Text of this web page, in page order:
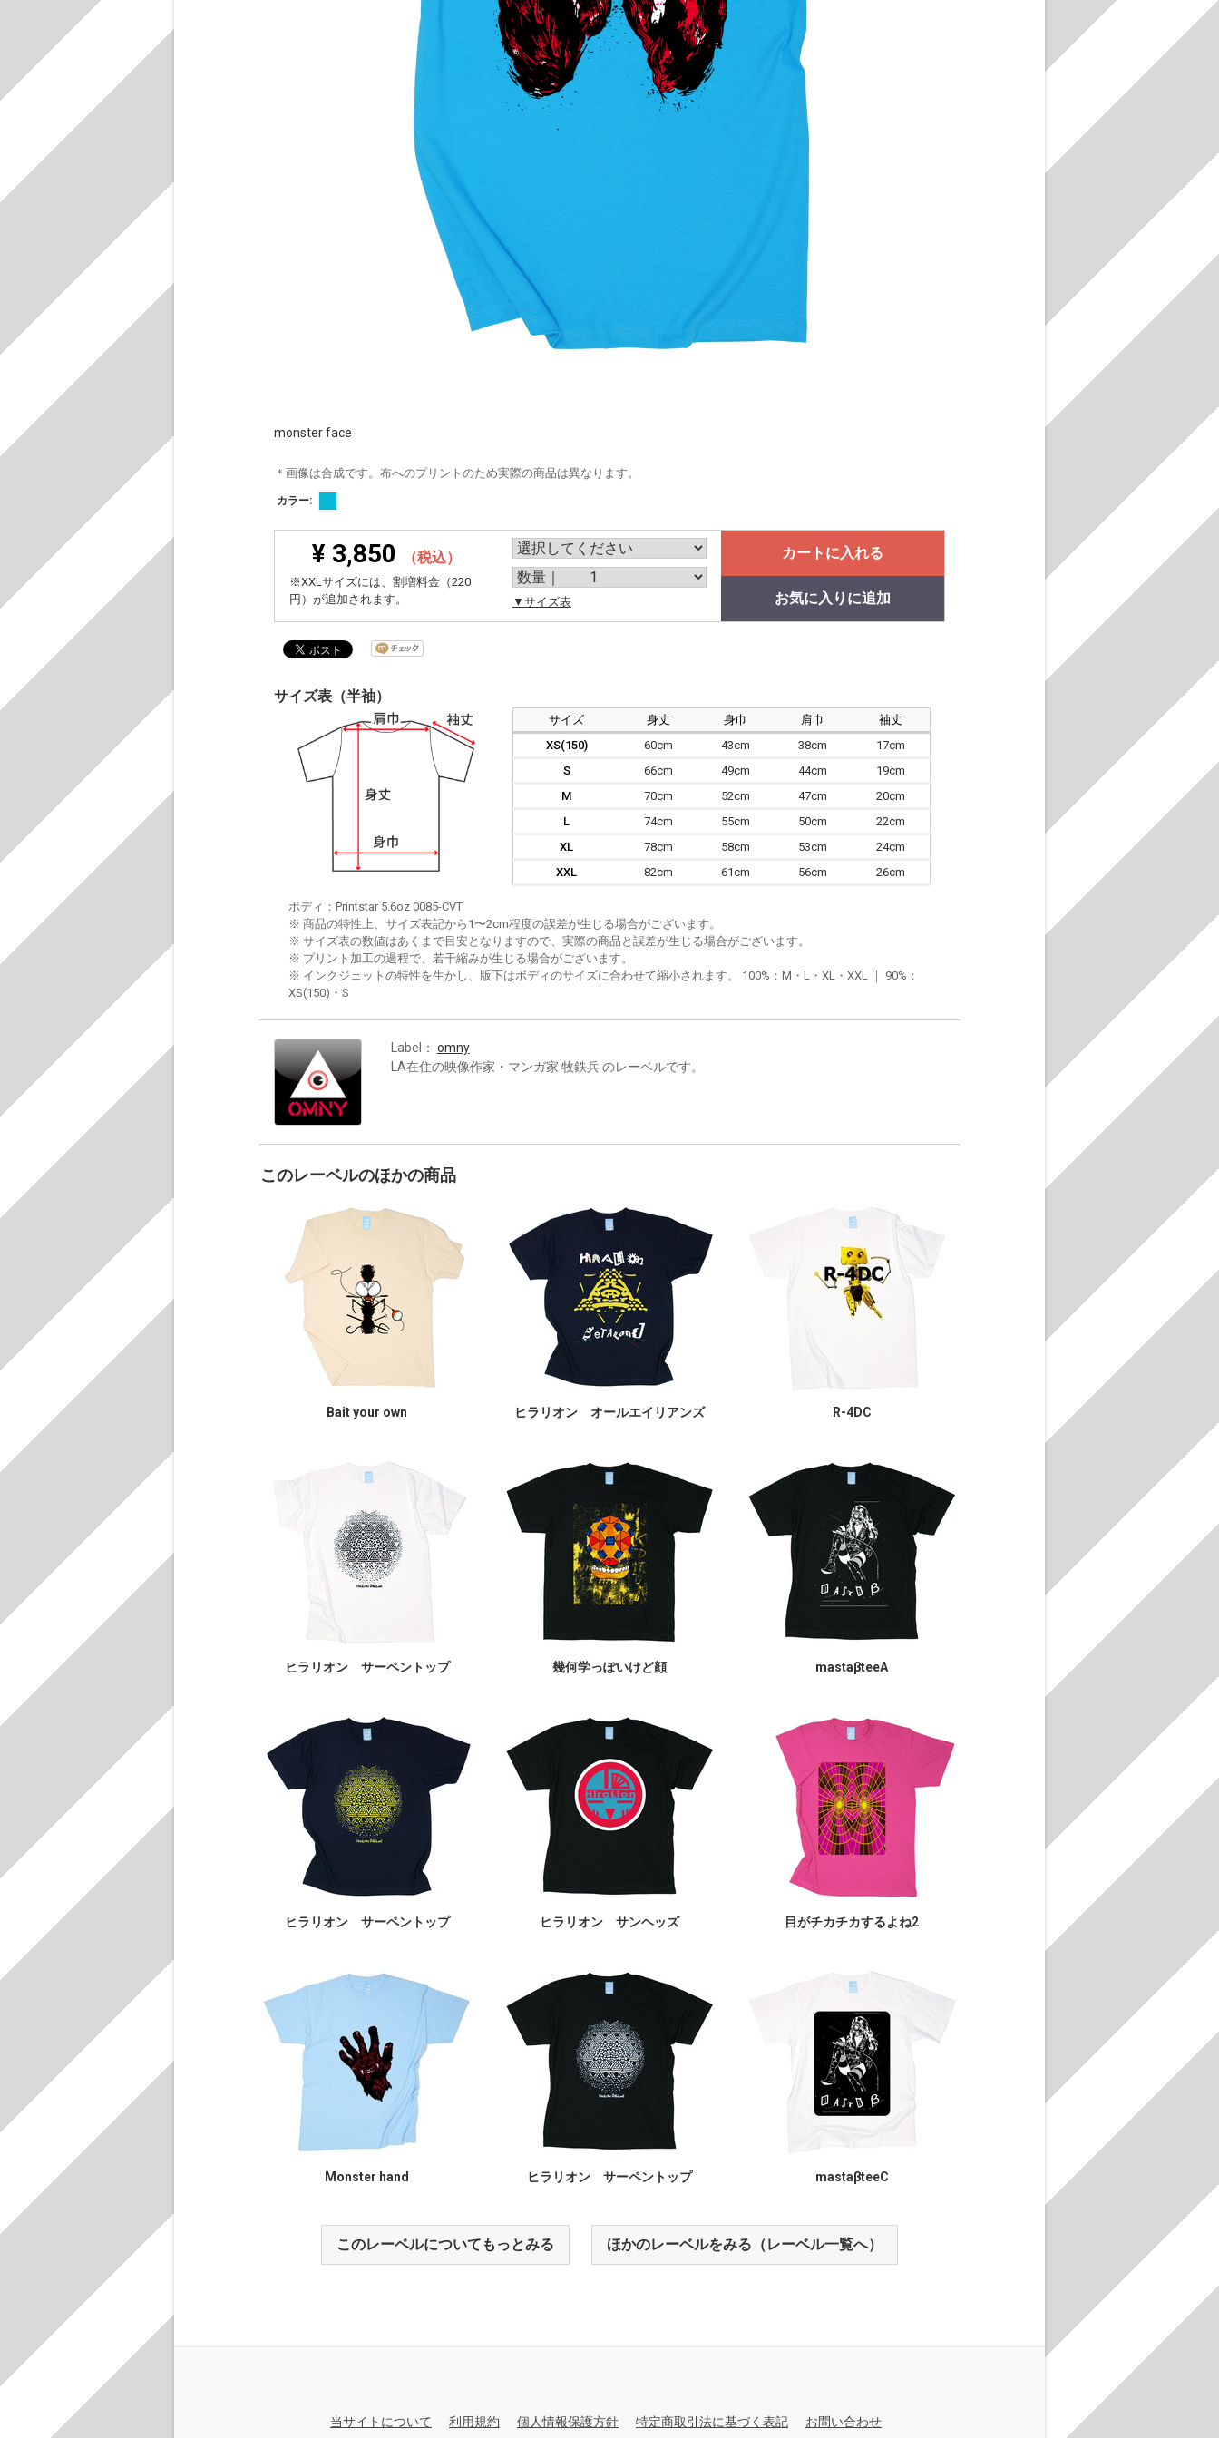
monster face
＊画像は合成です。布へのプリントのため実際の商品は異なります。
カラー:
¥ 3,850 （税込）
※XXLサイズには、割増料金（220
円）が追加されます。
▼サイズ表
カートに入れる
お気に入りに追加
サイズ表（半袖）
サイズ 身丈 身巾 肩巾
袖丈
XS(150)
60cm 43cm 38cm
17cm
S
66cm 49cm 44cm
19cm
M
70cm 52cm 47cm
20cm
L
74cm 55cm 50cm
22cm
XL
78cm 58cm 53cm
24cm
XXL
82cm 61cm 56cm 26cm
ボディ：Printstar 5.6oz 0085-CVT
※ 商品の特性上、サイズ表記から1〜2cm程度の誤差が生じる場合がございます。
※ サイズ表の数値はあくまで目安となりますので、実際の商品と誤差が生じる場合がございます。
※ プリント加工の過程で、若干縮みが生じる場合がございます。
※ インクジェットの特性を生かし、版下はボディのサイズに合わせて縮小されます。 100%：M・L・XL・XXL ｜ 90%：
XS(150)・S
Label： omny
LA在住の映像作家・マンガ家 牧鉄兵 のレーベルです。
このレーベルのほかの商品
Bait your own ヒラリオン オールエイリアンズ R-4DC
ヒラリオン サーペントップ 幾何学っぽいけど顔 mastaβteeA
ヒラリオン サーペントップ ヒラリオン サンヘッズ 目がチカチカするよね2
Monster hand ヒラリオン サーペントップ mastaβteeC
このレーベルについてもっとみる ほかのレーベルをみる（レーベル一覧へ）
当サイトについて 利用規約 個人情報保護方針 特定商取引法に基づく表記 お問い合わせ